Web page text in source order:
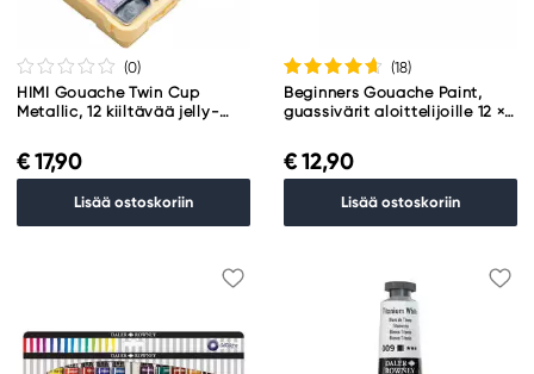
(0)
HIMI Gouache Twin Cup
Metallic, 12 kiiltävää jelly-
€ 17,90
Lisää ostoskoriin
(18)
Beginners Gouache Paint,
guassivärit aloittelijoille 12 ×
€ 12,90
Lisää ostoskoriin